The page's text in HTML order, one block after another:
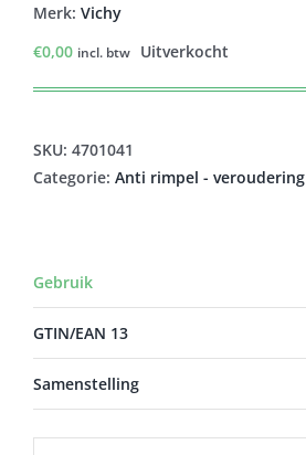
Merk: Vichy
€0,00 incl. btw Uitverkocht
SKU: 4701041
Categorie: Anti rimpel - veroudering
Gebruik
GTIN/EAN 13
Samenstelling